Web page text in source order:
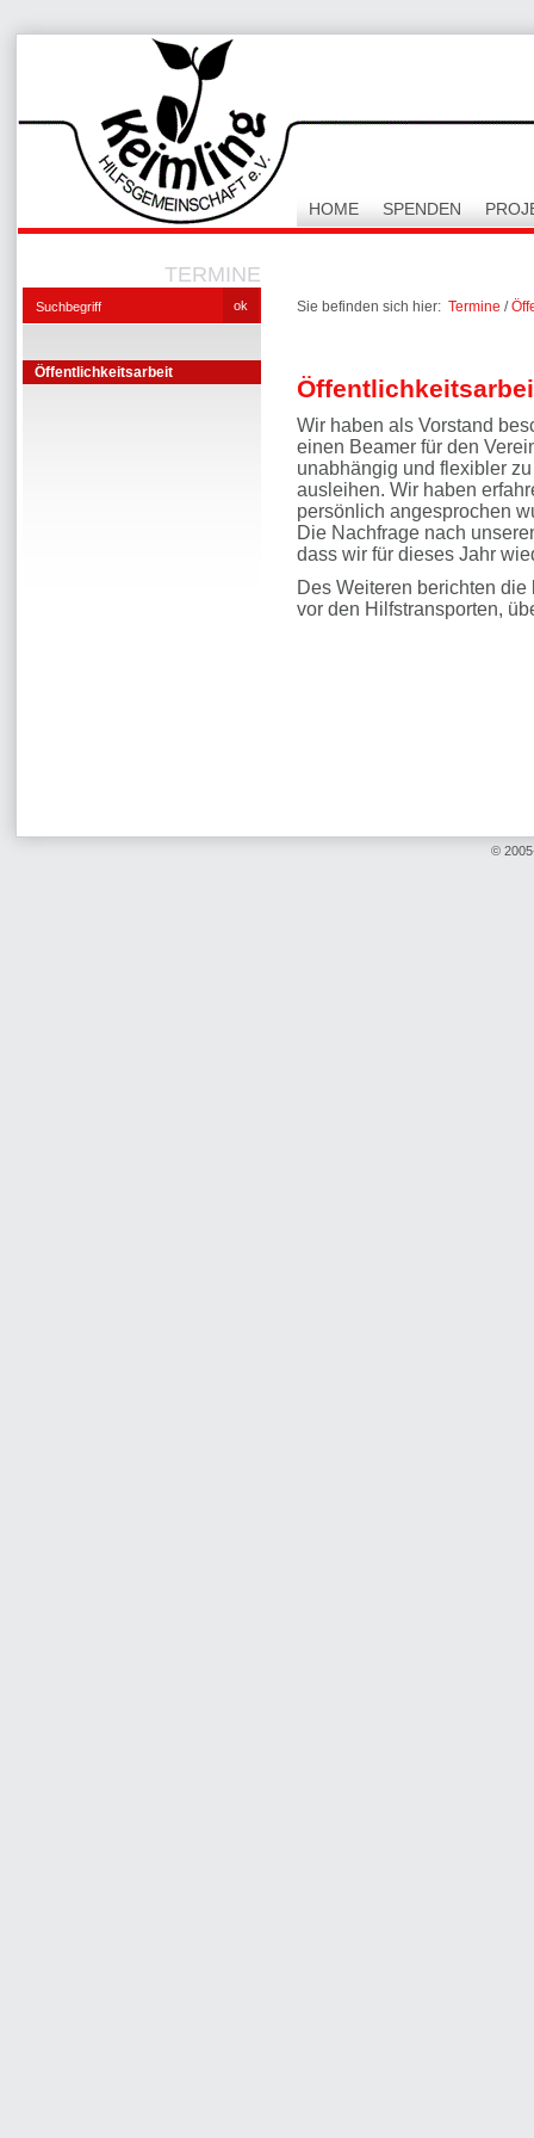
HOME SPENDEN
TERMINE
Öffentlichkeitsarbeit
Sie befinden sich hier: Termine /
Wir haben als Vorstand
einen Beamer für den
unabhängig und flexibler
ausleihen. Wir haben
persönlich angesprochen
Die Nachfrage nach
dass wir für dieses Jahr
Des Weiteren berichten
vor den Hilfstransporten,
©